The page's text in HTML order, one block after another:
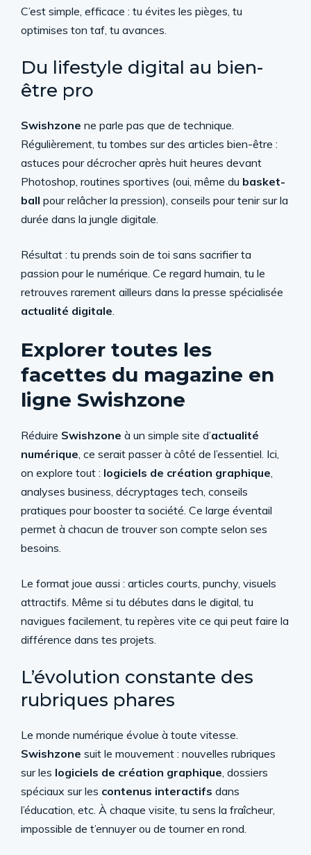
C’est simple, efficace : tu évites les pièges, tu
optimises ton taf, tu avances.
Du lifestyle digital au bien-
être pro
Swishzone ne parle pas que de technique.
Régulièrement, tu tombes sur des articles bien-être :
astuces pour décrocher après huit heures devant
Photoshop, routines sportives (oui, même du basket-
ball pour relâcher la pression), conseils pour tenir sur la
durée dans la jungle digitale.
Résultat : tu prends soin de toi sans sacrifier ta
passion pour le numérique. Ce regard humain, tu le
retrouves rarement ailleurs dans la presse spécialisée
actualité digitale.
Explorer toutes les
facettes du magazine en
ligne Swishzone
Réduire Swishzone à un simple site d’actualité
numérique, ce serait passer à côté de l’essentiel. Ici,
on explore tout : logiciels de création graphique,
analyses business, décryptages tech, conseils
pratiques pour booster ta société. Ce large éventail
permet à chacun de trouver son compte selon ses
besoins.
Le format joue aussi : articles courts, punchy, visuels
attractifs. Même si tu débutes dans le digital, tu
navigues facilement, tu repères vite ce qui peut faire la
différence dans tes projets.
L’évolution constante des
rubriques phares
Le monde numérique évolue à toute vitesse.
Swishzone suit le mouvement : nouvelles rubriques
sur les logiciels de création graphique, dossiers
spéciaux sur les contenus interactifs dans
l’éducation, etc. À chaque visite, tu sens la fraîcheur,
impossible de t’ennuyer ou de tourner en rond.